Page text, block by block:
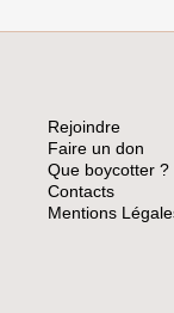
Rejoindre
Faire un don
Que boycotter ?
Contacts
Mentions